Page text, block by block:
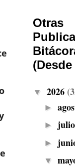
Otras
(Desde
▼ 2026
►
► julio
►
▼